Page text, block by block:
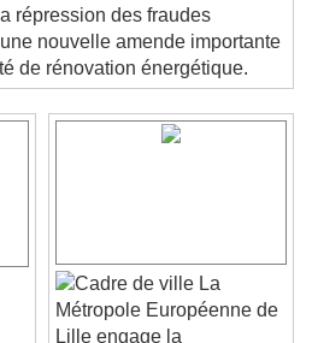
générale de la concurrence, de
répression des fraudes
nouvelle amende importante
de rénovation énergétique.
La
Métropole Européenne de